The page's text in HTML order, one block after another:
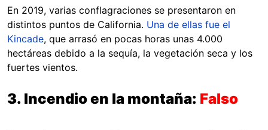
En 2019, varias conflagraciones se presentaron en
distintos puntos de California. Una de ellas fue el
Kincade, que arrasó en pocas horas unas 4.000
hectáreas debido a la sequía, la vegetación seca y los
fuertes vientos.
3. Incendio en la montaña: Falso